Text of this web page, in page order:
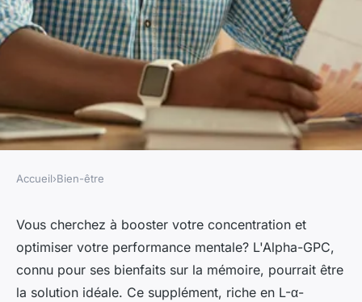
Alpha-gpc : un produit à
consommer pour améliorer
votre concentration
Accueil›Bien-être
Vous cherchez à booster votre concentration et
optimiser votre performance mentale? L'Alpha-GPC,
connu pour ses bienfaits sur la mémoire, pourrait être
la solution idéale. Ce supplément, riche en L-α-